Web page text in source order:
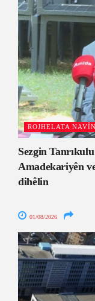
ROJHELATA NAVÎN
Sezgin
Amadekariyên
dihêlin
01/08/2026